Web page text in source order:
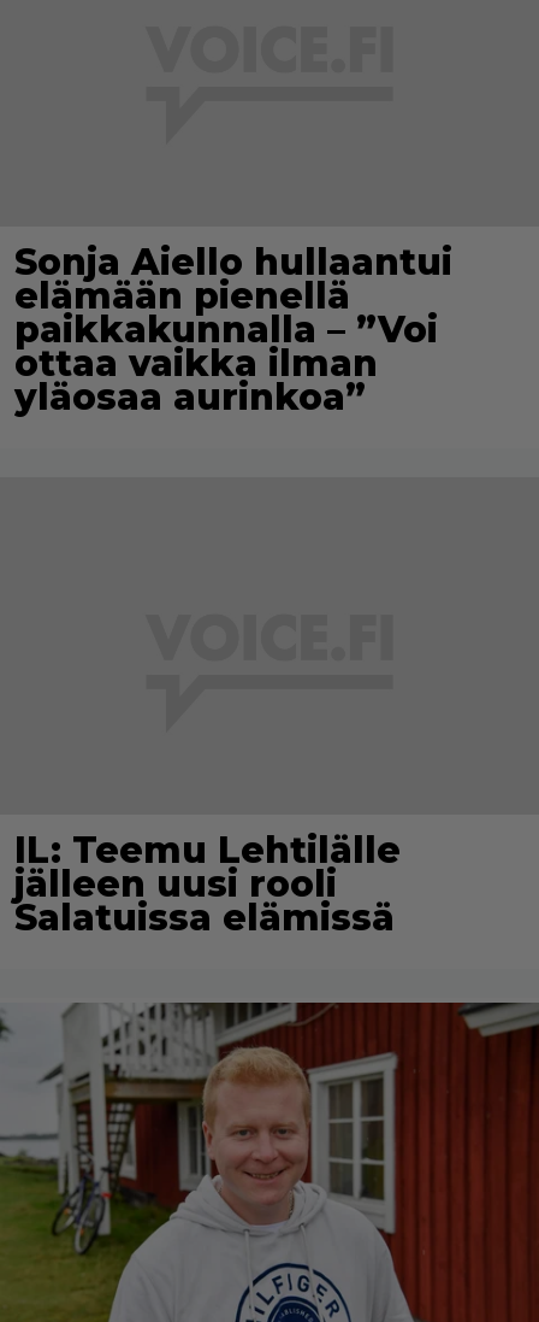
Sonja Aiello hullaantui
elämään pienellä
paikkakunnalla – ”Voi
ottaa vaikka ilman
yläosaa aurinkoa”
IL: Teemu Lehtilälle
jälleen uusi rooli
Salatuissa elämissä